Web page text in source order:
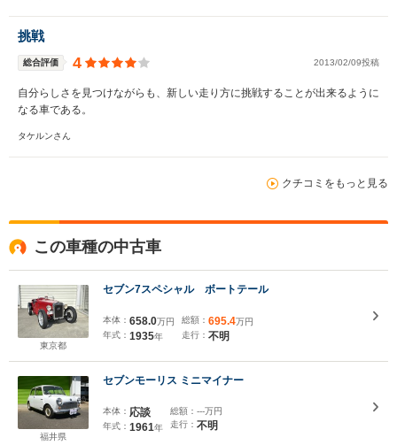
挑戦
総合評価 4 2013/02/09投稿
自分らしさを見つけながらも、新しい走り方に挑戦することが出来るように
なる車である。
タケルンさん
クチコミをもっと見る
この車種の中古車
東京都
セブン7スペシャル ボートテール
本体： 658.0万円
年式： 1935年
総額： 695.4万円
走行： 不明
福井県
セブンモーリス ミニマイナー
本体： 応談
年式： 1961年
総額： ---万円
走行： 不明